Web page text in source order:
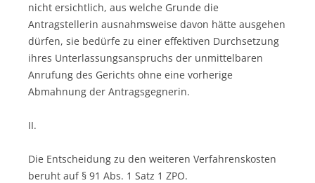
nicht ersichtlich, aus welche Grunde die
Antragstellerin ausnahmsweise davon hätte ausgehen
dürfen, sie bedürfe zu einer effektiven Durchsetzung
ihres Unterlassungsanspruchs der unmittelbaren
Anrufung des Gerichts ohne eine vorherige
Abmahnung der Antragsgegnerin.
II.
Die Entscheidung zu den weiteren Verfahrenskosten
beruht auf § 91 Abs. 1 Satz 1 ZPO.